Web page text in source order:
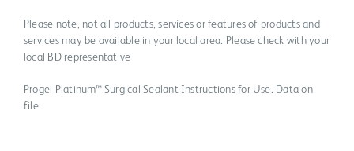
Please note, not all products, services or features of products and
services may be available in your local area. Please check with your
local BD representative
Progel Platinum™ Surgical Sealant Instructions for Use. Data on
file.